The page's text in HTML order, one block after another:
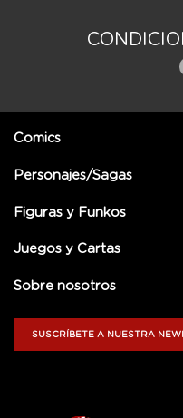
Comics
Personajes/Sagas
Figuras y Funkos
Juegos y Cartas
Sobre nosotros
SUSCRÍBETE A NUESTRA